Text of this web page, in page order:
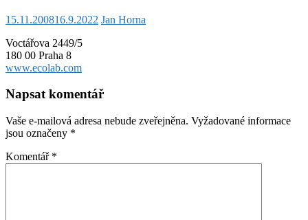
15.11.200816.9.2022 Jan Horna
Voctářova 2449/5
180 00 Praha 8
www.ecolab.com
Napsat komentář
Vaše e-mailová adresa nebude zveřejněna. Vyžadované informace
jsou označeny *
Komentář *